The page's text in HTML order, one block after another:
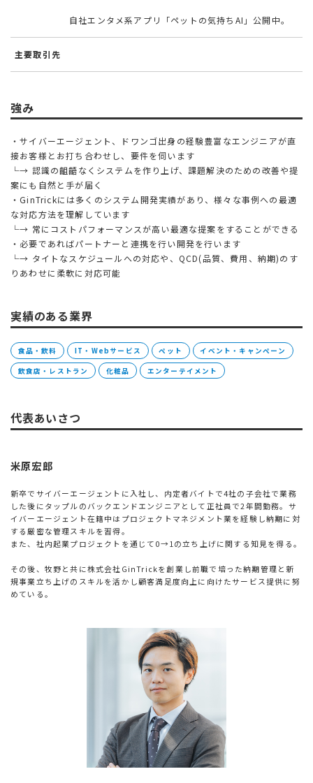
自社エンタメ系アプリ「ペットの気持ちAI」公開中。
主要取引先
強み
・サイバーエージェント、ドワンゴ出身の経験豊富なエンジニアが直
接お客様とお打ち合わせし、要件を伺います
└→ 認識の齟齬なくシステムを作り上げ、課題解決のための改善や提
案にも自然と手が届く
・GinTrickには多くのシステム開発実績があり、様々な事例への最適
な対応方法を理解しています
└→ 常にコストパフォーマンスが高い最適な提案をすることができる
・必要であればパートナーと連携を行い開発を行います
└→ タイトなスケジュールへの対応や、QCD(品質、費用、納期)のす
りあわせに柔軟に対応可能
実績のある業界
食品・飲料 IT・Webサービス ペット イベント・キャンペーン
飲食店・レストラン 化粧品 エンターテイメント
代表あいさつ
米原宏郎
新卒でサイバーエージェントに入社し、内定者バイトで4社の子会社で業務
した後にタップルのバックエンドエンジニアとして正社員で2年間勤務。サ
イバーエージェント在籍中はプロジェクトマネジメント業を経験し納期に対
する厳密な管理スキルを習得。
また、社内起業プロジェクトを通じて0→1の立ち上げに関する知見を得る。
その後、牧野と共に株式会社GinTrickを創業し前職で培った納期管理と新
規事業立ち上げのスキルを活かし顧客満足度向上に向けたサービス提供に努
めている。